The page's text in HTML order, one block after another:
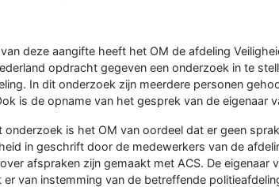
deze aangifte heeft het OM de afdeling
opdracht gegeven een onderzoek in te
In dit onderzoek zijn meerdere personen
is de opname van het gesprek van de eigenaar
onderzoek is het OM van oordeel dat er geen
in geschrift door de medewerkers van de
afspraken zijn gemaakt met ACS. De eigenaar
er van instemming van de betreffende